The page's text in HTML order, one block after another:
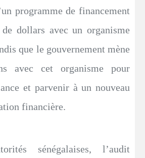
programme de financement
dollars avec un organisme
que le gouvernement mène
avec cet organisme pour
et parvenir à un nouveau
financière.
sénégalaises, l’audit